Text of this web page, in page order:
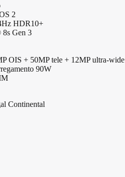
2
HDR10+
8s Gen 3
OIS + 50MP tele + 12MP ultra-wide
90W
Continental